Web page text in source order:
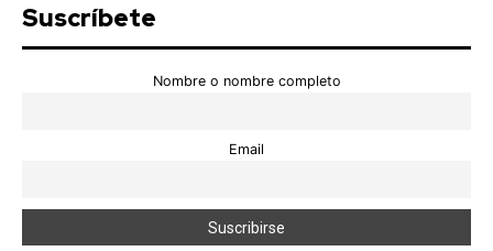
Suscríbete
Nombre o nombre completo
Email